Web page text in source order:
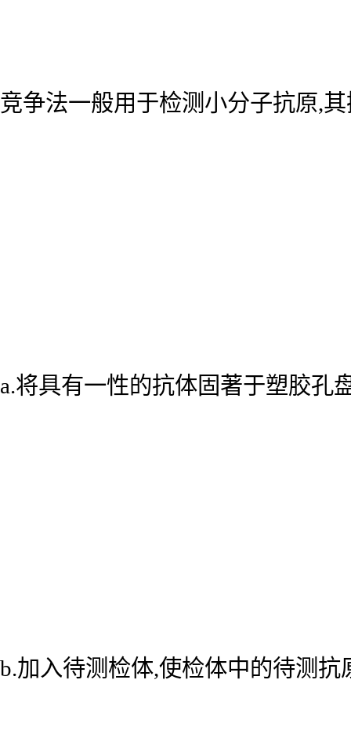
竞争法一般用于检测小分子抗原,
a.将具有一性的抗体固著于塑胶孔
b.加入待测检体,使检体中的待测